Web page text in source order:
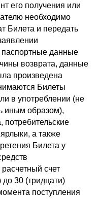
его получения или
необходимо
Билета и передать
данные
возврата, данные
произведена
Билеты
в употреблении (не
иным образом),
потребительские
а также
Билета у
счет
до 30 (тридцати)
поступления